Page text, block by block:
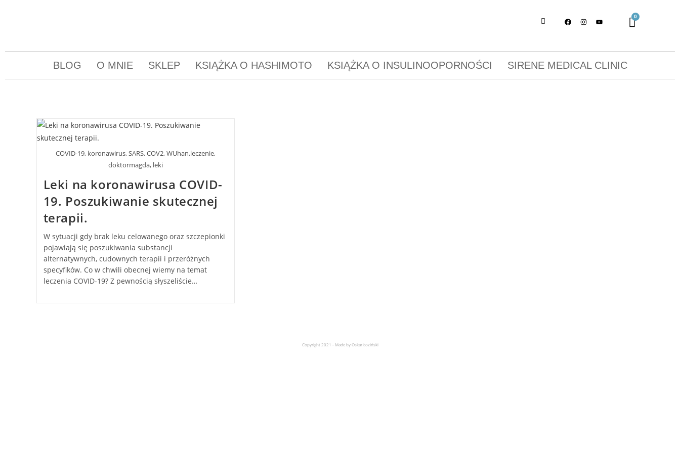
BLOG O MNIE SKLEP KSIĄŻKA O HASHIMOTO KSIĄŻKA O INSULINOOPORNOŚCI SIRENE MEDICAL CLINIC
COVID-19, koronawirus, SARS, COV2, WUhan,leczenie,
doktormagda, leki
Leki na koronawirusa COVID-
19. Poszukiwanie skutecznej
terapii.
W sytuacji gdy brak leku celowanego oraz szczepionki
pojawiają się poszukiwania substancji
alternatywnych, cudownych terapii i przeróżnych
specyfików. Co w chwili obecnej wiemy na temat
leczenia COVID-19? Z pewnością słyszeliście…
Copyright 2021 - Made by Oskar Łoziński